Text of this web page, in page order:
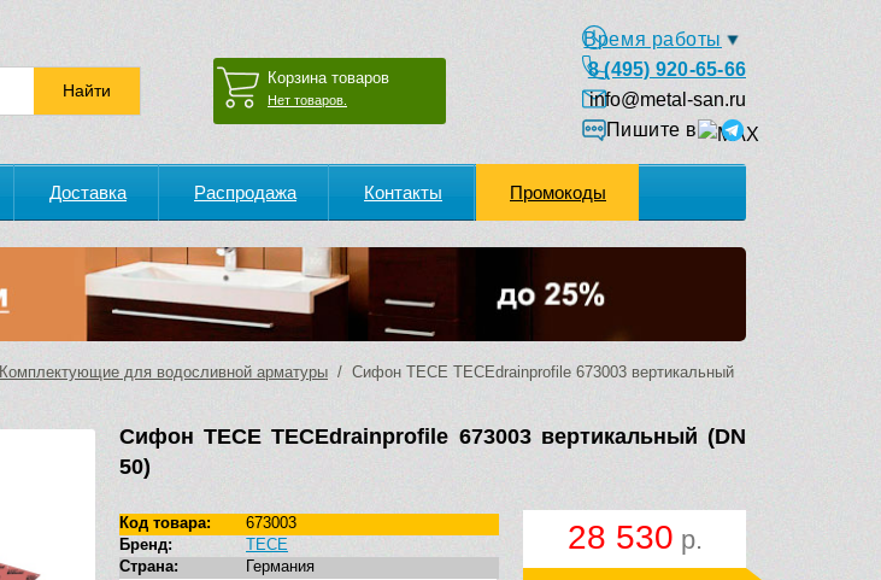
Корзина товаров
Нет товаров.
Время работы
8 (495) 920-65-66
info@metal-san.ru
Пишите в
Доставка Распродажа Контакты Промокоды
Комплектующие для водосливной арматуры / Сифон TECE TECEdrainprofile 673003 вертикальный
Сифон TECE TECEdrainprofile 673003 вертикальный (DN
50)
28 530 р.
Код товара:
673003
Бренд:
TECE
Страна:
Германия